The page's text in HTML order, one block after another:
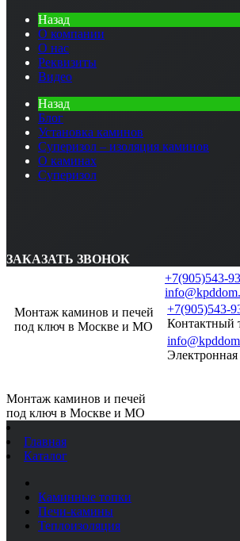
Назад
О компании
О нас
Реквизиты
Видео
Назад
Блог
Установка каминов
Суперизол – изоляция каминов
О каминах
Суперизол
ЗАКАЗАТЬ ЗВОНОК
Монтаж каминов и печей
под ключ в Москве и МО
+7(905)543-
+7(905)543-
Контактный
Электронная
Монтаж каминов и печей
под ключ в Москве и МО
Главная
Каталог
Каминные топки
Печи-камины
Теплоизоляция